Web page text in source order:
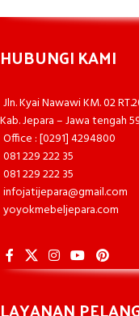
HUBUNGI KAMI
Jln. Kyai Nawawi KM. 02
Kab. Jepara – Jawa tengah
Office : [0291] 4294800
081 229 222 35
081 229 222 35
infojatijepara@gmail.com
yoyokmebeljepara.com